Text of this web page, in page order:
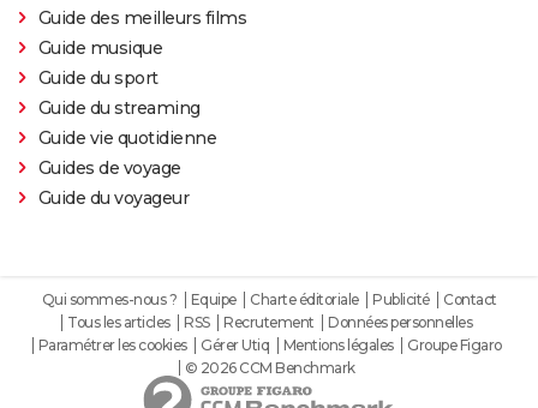
Guide des meilleurs films
Guide musique
Guide du sport
Guide du streaming
Guide vie quotidienne
Guides de voyage
Guide du voyageur
Qui sommes-nous ? Equipe Charte éditoriale Publicité
Contact
Tous les articles
RSS Recrutement
Données personnelles
Paramétrer les cookies
Gérer Utiq Mentions légales
Groupe Figaro
© 2026 CCM Benchmark